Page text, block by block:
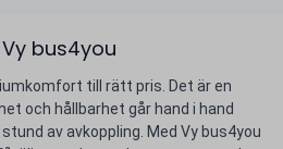
bus4you
till rätt pris. Det är en
och hållbarhet går hand i hand
av avkoppling. Med Vy bus4you